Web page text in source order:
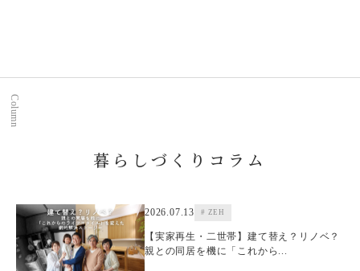
Column
暮らしづくりコラム
2026.07.13 # ZEH
【実家再生・二世帯】建て替え？リノベ？
親との同居を機に「これから...